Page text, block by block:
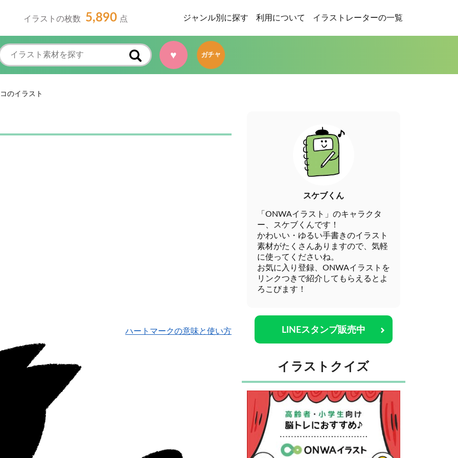
イラストの枚数 5,890 点 ジャンル別に探す 利用について イラストレーターの一覧
♥ ガチャ
のイラスト
ハートマークの意味と使い方
スケブくん
「ONWAイラスト」のキャラクタ
ー、スケブくんです！
かわいい・ゆるい手書きのイラスト
素材がたくさんありますので、気軽
に使ってくださいね。
お気に入り登録、ONWAイラストを
リンクつきで紹介してもらえるとよ
ろこびます！
LINEスタンプ販売中
イラストクイズ